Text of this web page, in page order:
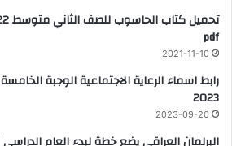
pdf
2021-11-10
رابط اسماء الرعاية الاجتماعية الوجبة
2023
2023-09-20